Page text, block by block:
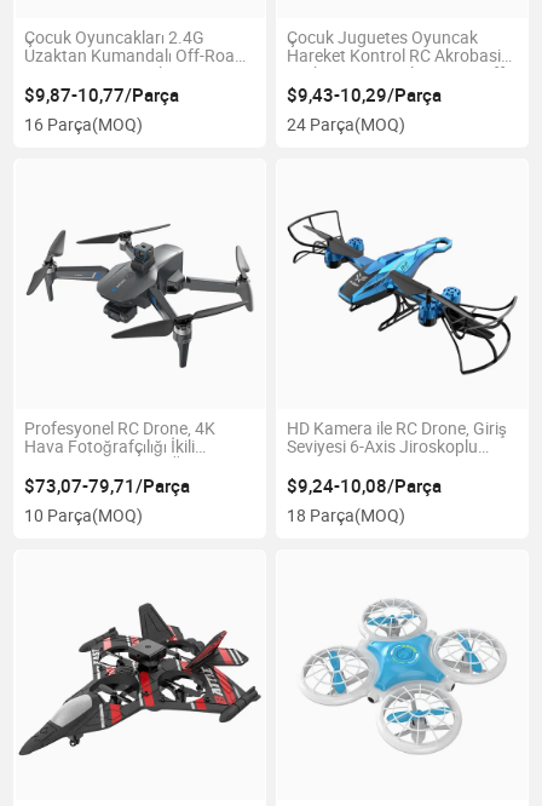
Çocuk Oyuncakları 2.4G
Uzaktan Kumandalı Off-Road
Tırmanma Aracı Alaşım 4WD
Oyuncak Araç Toptan OEM
$9,87-10,77/Parça
16 Parça(MOQ)
Çocuk Juguetes Oyuncak
Hareket Kontrol RC Akrobasi
Araba Torsiyonal Değişim Off-
Road Kayma Aracı LED
Işıklarla Tek Tuşla Demo Kolay
Kullanım Çocuk Oyuncağı
$9,43-10,29/Parça
24 Parça(MOQ)
Profesyonel RC Drone, 4K
Hava Fotoğrafçılığı İkili
Kamera 360° Engel Önleme
GPS Katlanabilir Fırçasız RC
Quadcopter Toptan Oyuncak
$73,07-79,71/Parça
10 Parça(MOQ)
HD Kamera ile RC Drone, Giriş
Seviyesi 6-Axis Jiroskoplu
LED Uzaktan Kumandalı Uçak
Oyuncak Toptan Satış
$9,24-10,08/Parça
18 Parça(MOQ)